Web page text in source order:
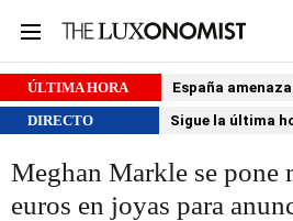
ÚLTIMA HORA
España
DIRECTO
Sigue la última
Meghan Markle se pone
euros en joyas para